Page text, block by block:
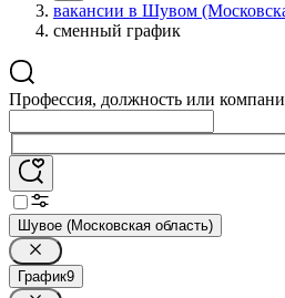
вакансии в Шувом
сменный график
Профессия, должность или
Шувое (Московская область)
График9